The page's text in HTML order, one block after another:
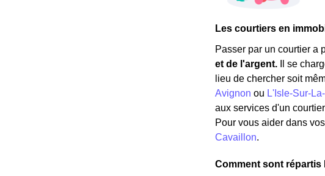
Les courtiers en
Passer par un courtier a
et de l'argent.
Il se
lieu de chercher soit
Avignon ou L'Isle-Sur-
aux services d'un
Pour vous aider dans
Cavaillon.
Comment sont répartis